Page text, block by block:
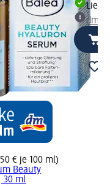
€ je 100 ml)
Beauty
30 ml
dm